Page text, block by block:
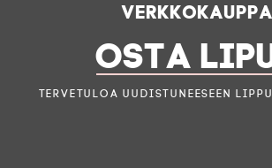
Verkkokauppa
OSTA
Tervetuloa uudistuneeseen